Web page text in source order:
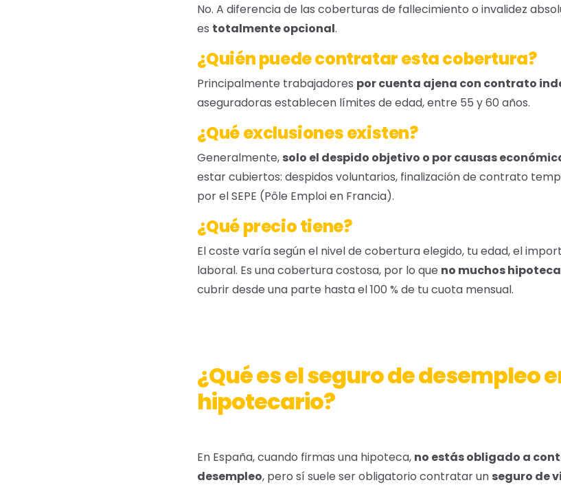
No. A diferencia de las coberturas de fallecimiento o invalidez
es totalmente opcional.
¿Quién puede contratar esta cobertura?
Principalmente trabajadores por cuenta ajena con contrato
aseguradoras establecen límites de edad, entre 55 y 60 años.
¿Qué exclusiones existen?
Generalmente, solo el despido objetivo o por causas
estar cubiertos: despidos voluntarios, finalización de contrato
por el SEPE (Pôle Emploi en Francia).
¿Qué precio tiene?
El coste varía según el nivel de cobertura elegido, tu edad, el
laboral. Es una cobertura costosa, por lo que no muchos
cubrir desde una parte hasta el 100 % de tu cuota mensual.
¿Qué es el seguro de desempleo
hipotecario?
En España, cuando firmas una hipoteca, no estás obligado a
desempleo, pero sí suele ser obligatorio contratar un seguro de